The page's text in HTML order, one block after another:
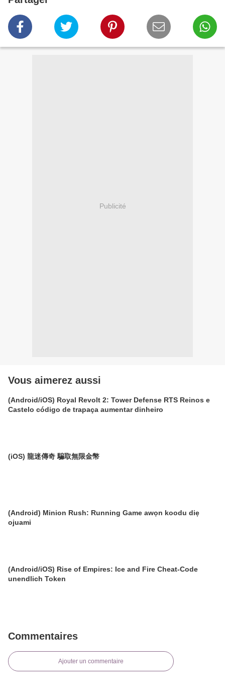
Publicité
Vous aimerez aussi
(Android/iOS) Royal Revolt 2: Tower Defense RTS Reinos e
Castelo código de trapaça aumentar dinheiro
(iOS) 龍迷傳奇 騙取無限金幣
(Android) Minion Rush: Running Game awọn koodu diẹ
ojuami
(Android/iOS) Rise of Empires: Ice and Fire Cheat-Code
unendlich Token
Commentaires
Ajouter un commentaire